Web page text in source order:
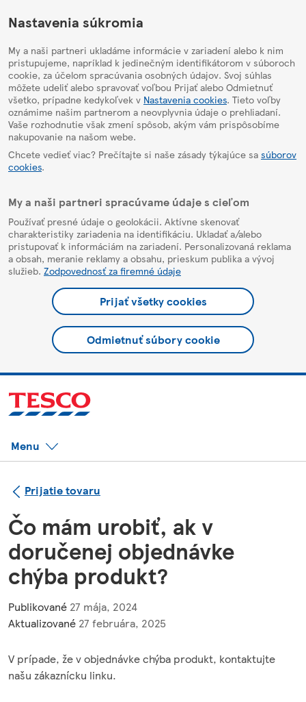
HelpPage
Nastavenia súkromia
My a naši partneri ukladáme informácie v zariadení alebo k nim
pristupujeme, napríklad k jedinečným identifikátorom v súboroch
cookie, za účelom spracúvania osobných údajov. Svoj súhlas
môžete udeliť alebo spravovať voľbou Prijať alebo Odmietnuť
všetko, prípadne kedykoľvek v Nastavenia cookies. Tieto voľby
oznámime našim partnerom a neovplyvnia údaje o prehliadaní.
Vaše rozhodnutie však zmení spôsob, akým vám prispôsobíme
nakupovanie na našom webe.
Chcete vedieť viac? Prečítajte si naše zásady týkajúce sa súborov
cookies.
My a naši partneri spracúvame údaje s cieľom
Používať presné údaje o geolokácii. Aktívne skenovať
charakteristiky zariadenia na identifikáciu. Ukladať a/alebo
pristupovať k informáciám na zariadení. Personalizovaná reklama
a obsah, meranie reklamy a obsahu, prieskum publika a vývoj
služieb. Zodpovednosť za firemné údaje
Prijať všetky cookies
Odmietnuť súbory cookie
Menu
Prijatie tovaru
Čo mám urobiť, ak v
doručenej objednávke
chýba produkt?
Publikované 27 mája, 2024
Aktualizované 27 februára, 2025
V prípade, že v objednávke chýba produkt, kontaktujte
našu zákaznícku linku.